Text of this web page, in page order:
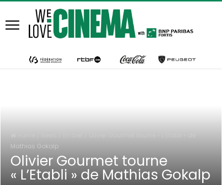
Mathias Gokalp
Olivier Gourmet tourne
« L’Etabli » de Mathias Gokalp